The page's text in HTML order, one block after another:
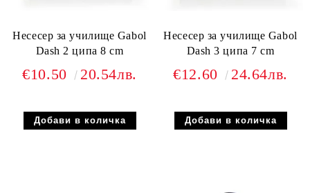
Несесер за училище Gabol
Dash 2 ципа 8 сm
€10.50 20.54лв.
Несесер за училище Gabol
Dash 3 ципа 7 cm
€12.60 24.64лв.